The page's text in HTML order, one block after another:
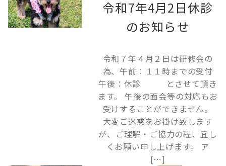
令和7年4月2日休診
のお知らせ
令和７年４月２日は研修会の
為、午前：１１時までの受付
午後：休診 とさせて頂き
ます。 午後の面会等の対応もお
受けすることができません。
大変ご迷惑をお掛け致します
が、ご理解・ご協力の程、宜し
くお願い申し上げます。 ア
[…]